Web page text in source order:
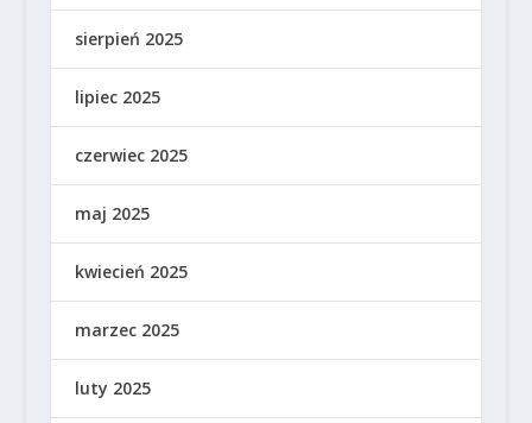
sierpień 2025
lipiec 2025
czerwiec 2025
maj 2025
kwiecień 2025
marzec 2025
luty 2025